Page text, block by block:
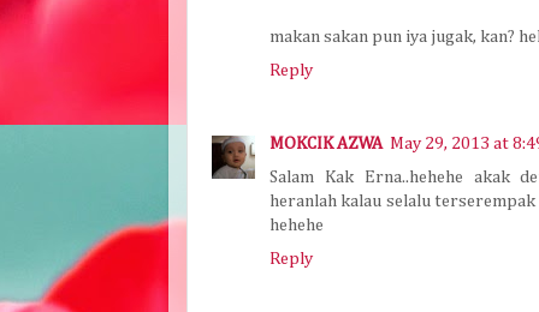
makan sakan pun iya jugak, kan?
Reply
MOKCIK AZWA May 29, 2013 at
Salam Kak Erna..hehehe akak
heranlah kalau selalu
hehehe
Reply